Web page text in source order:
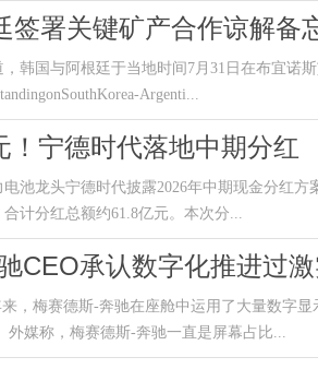
签署关键矿产合作谅解备
韩国与阿根廷于当地时间7月31日在布宜诺
Argenti...
！宁德时代落地中期分红
池龙头宁德时代披露2026年中期现金分红
计分红总额约61.8亿元。本次分...
CEO承认数字化推进过
来，梅赛德斯-奔驰在座舱中运用了大量数字
外媒称，梅赛德斯-奔驰一直是屏幕占比...